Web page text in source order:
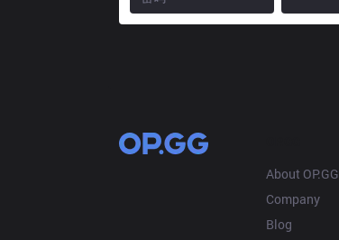
About OP.GG
Company
Blog